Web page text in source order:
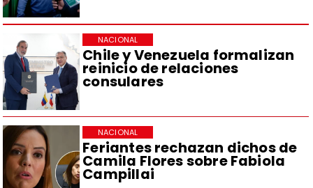
Chile y Venezuela formalizan
reinicio de relaciones
consulares
NACIONAL
Feriantes rechazan dichos de
Camila Flores sobre Fabiola
Campillai
NACIONAL